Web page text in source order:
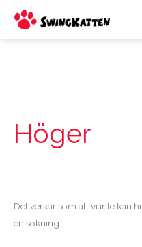
Hoppa
Höger
Det verkar som att vi inte kan
en sökning.